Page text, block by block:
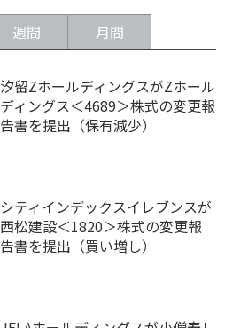
週間 月間
汐留ZホールディングスがZホール
ディングス＜4689＞株式の変更報
告書を提出（保有減少）
シティインデックスイレブンスが
西松建設＜1820＞株式の変更報
告書を提出（買い増し）